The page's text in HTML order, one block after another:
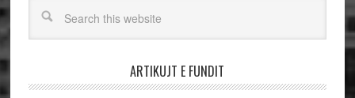
ARTIKUJT E FUNDIT